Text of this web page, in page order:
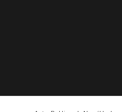
Kontakty